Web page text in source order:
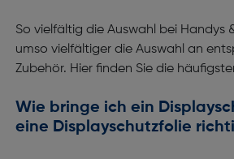
So vielfältig die Auswahl bei Handys
umso vielfältiger die Auswahl an
Zubehör. Hier finden Sie die
Wie bringe ich ein
eine Displayschutzfolie